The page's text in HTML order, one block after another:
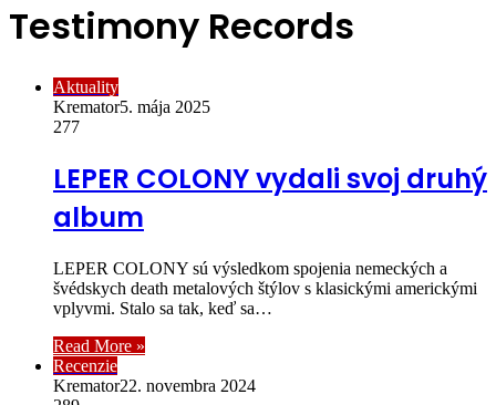
Testimony Records
Aktuality
Kremator5. mája 2025
277
LEPER COLONY vydali svoj druhý
album
LEPER COLONY sú výsledkom spojenia nemeckých a
švédskych death metalových štýlov s klasickými americkými
vplyvmi. Stalo sa tak, keď sa…
Read More »
Recenzie
Kremator22. novembra 2024